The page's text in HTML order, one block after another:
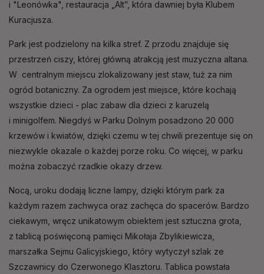
i "Leonówka", restauracja „Alt”, która dawniej była Klubem
Kuracjusza.
Park jest podzielony na kilka stref. Z przodu znajduje się
przestrzeń ciszy, której główną atrakcją jest muzyczna altana.
W centralnym miejscu zlokalizowany jest staw, tuż za nim
ogród botaniczny. Za ogrodem jest miejsce, które kochają
wszystkie dzieci - plac zabaw dla dzieci z karuzelą
i minigolfem. Niegdyś w Parku Dolnym posadzono 20 000
krzewów i kwiatów, dzięki czemu w tej chwili prezentuje się on
niezwykle okazale o każdej porze roku. Co więcej, w parku
można zobaczyć rzadkie okazy drzew.
Nocą, uroku dodają liczne lampy, dzięki którym park za
każdym razem zachwyca oraz zachęca do spacerów. Bardzo
ciekawym, wręcz unikatowym obiektem jest sztuczna grota,
z tablicą poświęconą pamięci Mikołaja Zbylikiewicza,
marszałka Sejmu Galicyjskiego, który wytyczył szlak ze
Szczawnicy do Czerwonego Klasztoru. Tablica powstała